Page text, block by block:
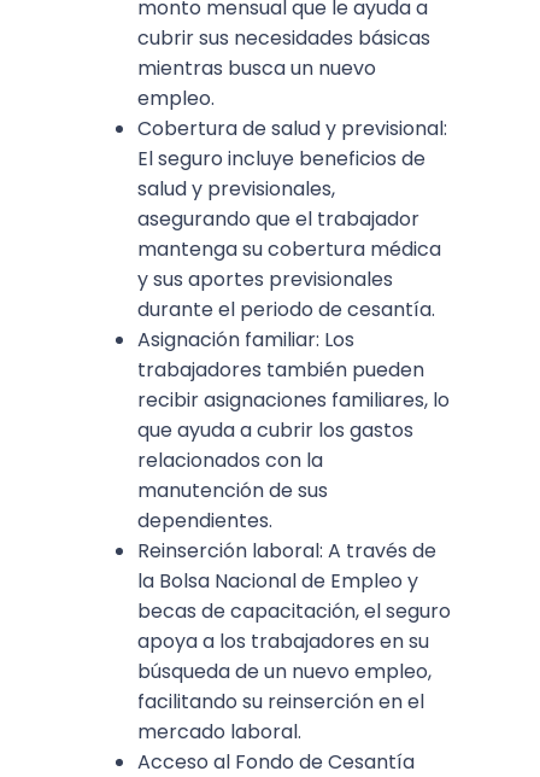
monto mensual que le ayuda a
cubrir sus necesidades básicas
mientras busca un nuevo
empleo.
Cobertura de salud y previsional:
El seguro incluye beneficios de
salud y previsionales,
asegurando que el trabajador
mantenga su cobertura médica
y sus aportes previsionales
durante el periodo de cesantía.
Asignación familiar: Los
trabajadores también pueden
recibir asignaciones familiares, lo
que ayuda a cubrir los gastos
relacionados con la
manutención de sus
dependientes.
Reinserción laboral: A través de
la Bolsa Nacional de Empleo y
becas de capacitación, el seguro
apoya a los trabajadores en su
búsqueda de un nuevo empleo,
facilitando su reinserción en el
mercado laboral.
Acceso al Fondo de Cesantía